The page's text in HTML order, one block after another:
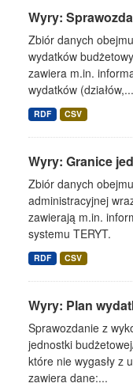
Wyry:
Zbiór danych
wydatków
zawiera m.in.
wydatków (działów,...
RDF CSV
Wyry: Granice
Zbiór danych
administracyjnej
zawierają m.in.
systemu TERYT.
RDF CSV
Wyry: Plan
Sprawozdanie z
jednostki
które nie wygasły z
zawiera dane:...